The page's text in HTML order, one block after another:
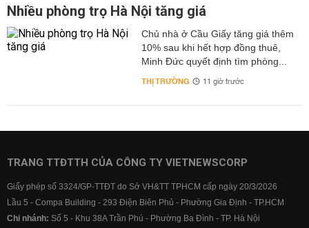
Nhiều phòng trọ Hà Nội tăng giá
Chủ nhà ở Cầu Giấy tăng giá thêm
10% sau khi hết hợp đồng thuê,
Minh Đức quyết định tìm phòng...
THỊ TRƯỜNG 11 giờ trước
TRANG TTĐTTH CỦA CÔNG TY VIETNEWSCORP
Giấy phép số 3324/GP-TTĐT do Sở VH&TT TPHCM cấp ngày 20/3/2026
Lầu 5 - Compa Building - 293 Điện Biên Phủ - Phường Gia Định - TP.HCM
Chi nhánh: Số 5 - Khu 38A Trần Phú - Phường Ba Đình - TP. Hà Nội